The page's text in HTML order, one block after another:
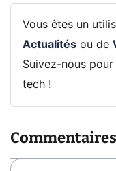
Vous êtes un
Actualitésou de
Suivez-nous
tech !
Commentaires